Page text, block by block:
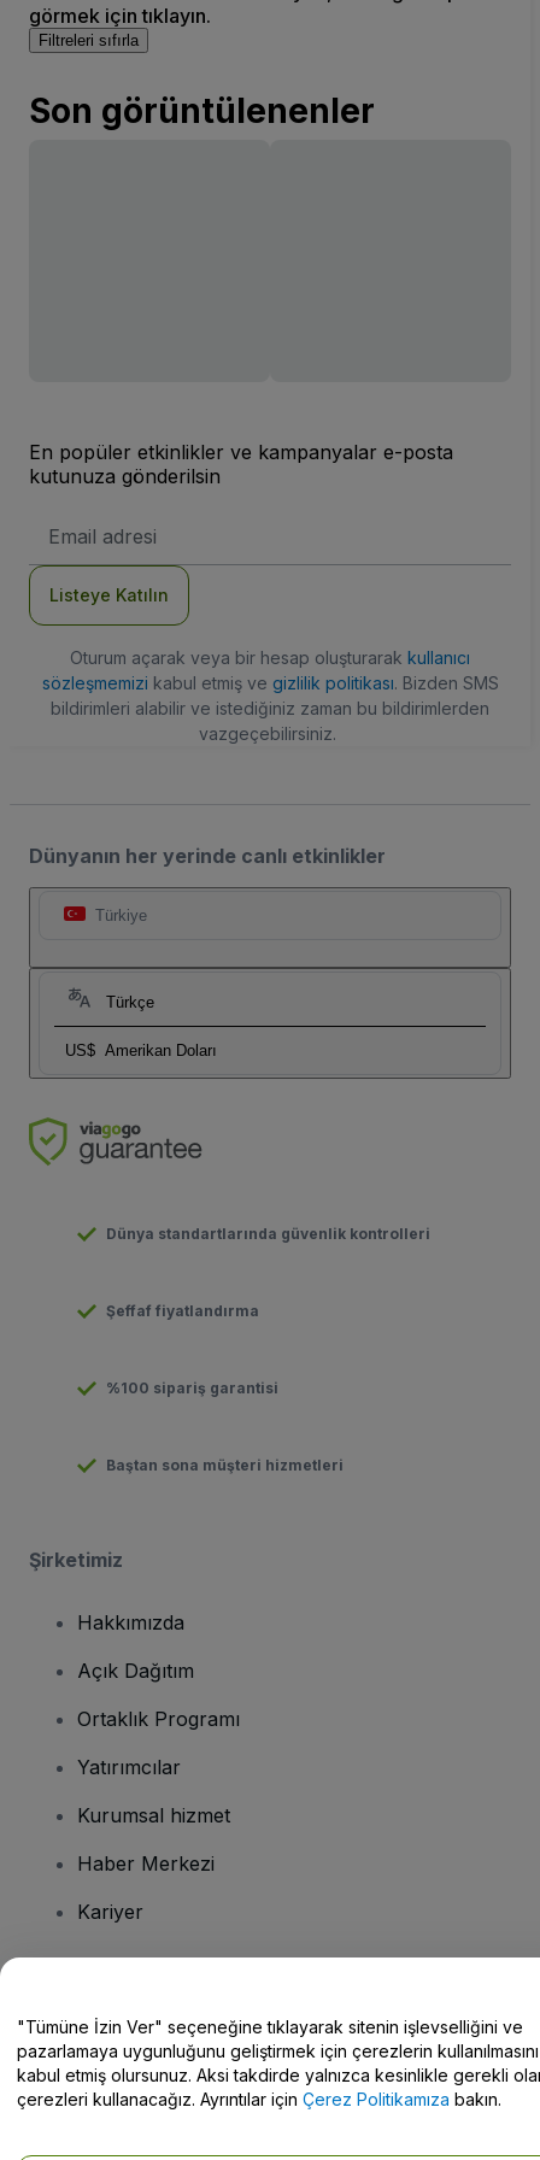
görmek için tıklayın.
Filtreleri sıfırla
Son görüntülenenler
En popüler etkinlikler ve kampanyalar e-posta
kutunuza gönderilsin
posta
Listeye Katılın
Oturum açarak veya bir hesap oluşturarak kullanıcı
sözleşmemizi kabul etmiş ve gizlilik politikası. Bizden SMS
bildirimleri alabilir ve istediğiniz zaman bu bildirimlerden
vazgeçebilirsiniz.
Dünyanın her yerinde canlı etkinlikler
Türkiye
Türkçe
US$ Amerikan Doları
Dünya standartlarında güvenlik kontrolleri
Şeffaf fiyatlandırma
%100 sipariş garantisi
Baştan sona müşteri hizmetleri
Şirketimiz
Hakkımızda
Açık Dağıtım
Ortaklık Programı
Yatırımcılar
Kurumsal hizmet
Haber Merkezi
Kariyer
Yardım Merkezi / Bize Ulaşın
"Tümüne İzin Ver" seçeneğine tıklayarak sitenin işlevselliğini ve
pazarlamaya uygunluğunu geliştirmek için çerezlerin kullanılmasını
kabul etmiş olursunuz. Aksi takdirde yalnızca kesinlikle gerekli
çerezleri kullanacağız. Ayrıntılar için Çerez Politikamıza bakın.